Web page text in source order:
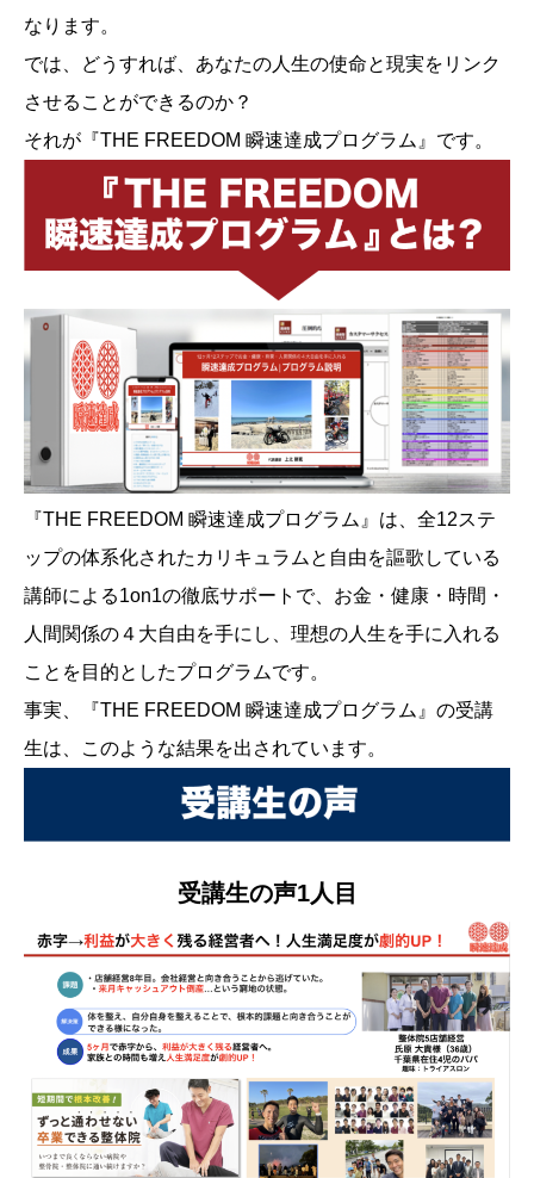
なります。
では、どうすれば、あなたの人生の使命と現実をリンク
させることができるのか？
それが『THE FREEDOM 瞬速達成プログラム』です。
『THE FREEDOM 瞬速達成プログラム』は、全12ステ
ップの体系化されたカリキュラムと自由を謳歌している
講師による1on1の徹底サポートで、お金・健康・時間・
人間関係の４大自由を手にし、理想の人生を手に入れる
ことを目的としたプログラムです。
事実、『THE FREEDOM 瞬速達成プログラム』の受講
生は、このような結果を出されています。
受講生の声1人目